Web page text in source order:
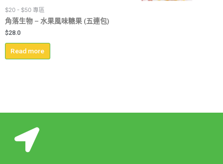
$20 - $50 專區
角落生物 – 水果風味糖果 (五連包)
$28.0
Read more